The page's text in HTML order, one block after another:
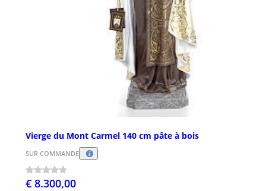
Vierge du Mont Carmel 140 cm pâte à bois
SUR COMMANDE
€ 8.300,00